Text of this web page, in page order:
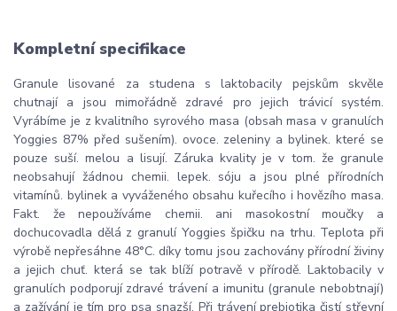
Kompletní specifikace
Granule lisované za studena s laktobacily pejskům skvěle
chutnají a jsou mimořádně zdravé pro jejich trávicí systém.
Vyrábíme je z kvalitního syrového masa (obsah masa v granulích
Yoggies 87% před sušením). ovoce. zeleniny a bylinek. které se
pouze suší. melou a lisují. Záruka kvality je v tom. že granule
neobsahují žádnou chemii. lepek. sóju a jsou plné přírodních
vitamínů. bylinek a vyváženého obsahu kuřecího i hovězího masa.
Fakt. že nepoužíváme chemii. ani masokostní moučky a
dochucovadla dělá z granulí Yoggies špičku na trhu. Teplota při
výrobě nepřesáhne 48°C. díky tomu jsou zachovány přírodní živiny
a jejich chuť. která se tak blíží potravě v přírodě. Laktobacily v
granulích podporují zdravé trávení a imunitu (granule nebobtnají)
a zažívání je tím pro psa snazší. Při trávení prebiotika čistí střevní